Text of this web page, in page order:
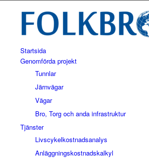
Startsida
Genomförda projekt
Tunnlar
Järnvägar
Vägar
Bro, Torg och anda infrastruktur
Tjänster
Livscykelkostnadsanalys
Anläggningskostnadskalkyl